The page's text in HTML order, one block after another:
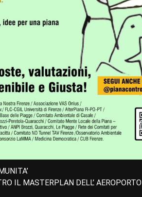
IL MASTERPLAN DELL’ AEROPORTO